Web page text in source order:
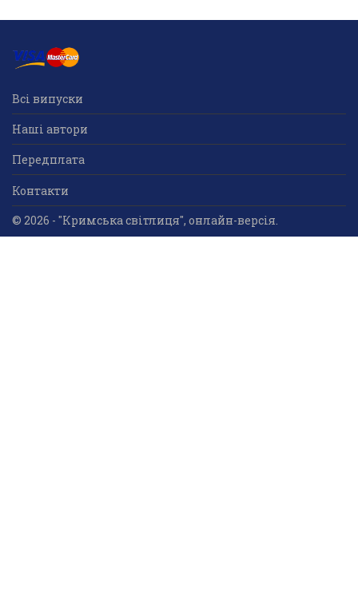
Всі випуски
Наші автори
Передплата
Контакти
© 2026 - "Кримська світлиця", онлайн-версія.